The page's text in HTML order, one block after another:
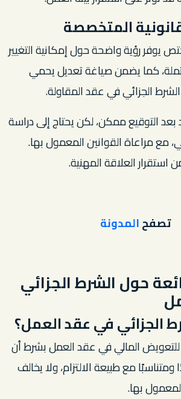
المتخصصة
يوفر رؤية واضحة حول إمكانية التغيير
كما يضمن صياغة تعديل يحمي
الجزائي في عقد المقاولة.
بعد التوقيع ممكن، لكن يحتاج إلى دراسة
مع مراعاة القوانين المعمول بها.
استقرار العلاقة المهنية.
تصفحالمدونة
حول الشرط الجزائي
الجزائي في عقد العمل؟
للتعويض المالي في عقد العمل بشرط أن
مع طبيعة الالتزام، ولا يخالف
بها.